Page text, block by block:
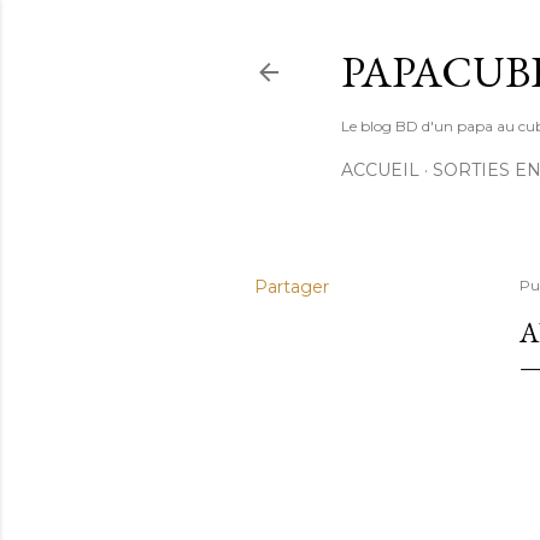
Le blog BD d'un papa au
ACCUEIL SORTIES
Partager